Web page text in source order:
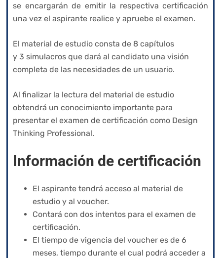
se encargarán de emitir la respectiva certificación
una vez el aspirante realice y apruebe el examen.
El material de estudio consta de 8 capítulos
y 3 simulacros que dará al candidato una visión
completa de las necesidades de un usuario.
Al finalizar la lectura del material de estudio
obtendrá un conocimiento importante para
presentar el examen de certificación como Design
Thinking Professional.
Información de certificación
El aspirante tendrá acceso al material de
estudio y al voucher.
Contará con dos intentos para el examen de
certificación.
El tiempo de vigencia del voucher es de 6
meses, tiempo durante el cual podrá acceder a